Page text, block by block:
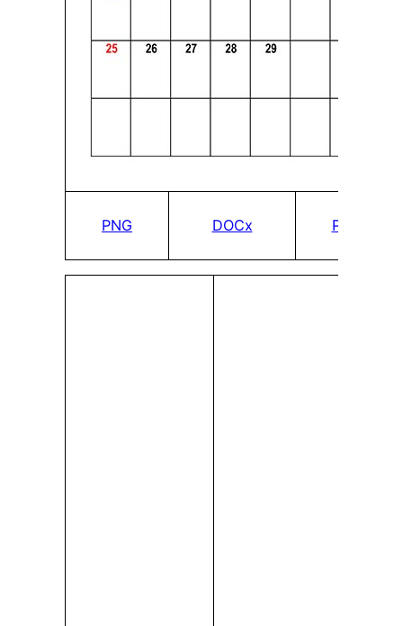
PNG DOCx PDF